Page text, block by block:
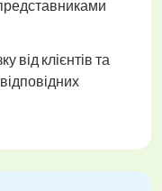
від клієнтів та